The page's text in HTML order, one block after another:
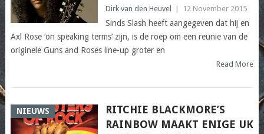
Dirk van den Heuvel 12 November 2015
Sinds Slash heeft aangegeven dat hij en
Axl Rose ‘on speaking terms’ zijn, is de roep om een reunie van de
originele Guns and Roses line-up groter en
Read More
NIEUWS
RITCHIE BLACKMORE’S
RAINBOW MAAKT ENIGE UK